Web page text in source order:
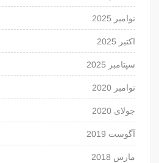
نوامبر 2025
اکتبر 2025
سپتامبر 2025
نوامبر 2020
جولای 2020
آگوست 2019
مارس 2018